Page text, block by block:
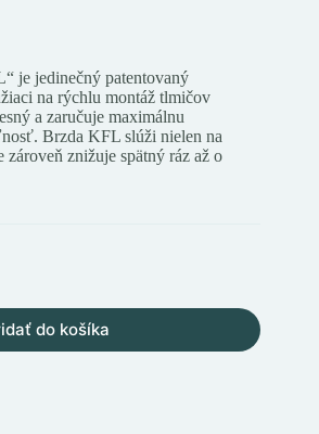
je jedinečný patentovaný
na rýchlu montáž tlmičov
a zaručuje maximálnu
Brzda KFL slúži nielen na
znižuje spätný ráz až o
do košíka